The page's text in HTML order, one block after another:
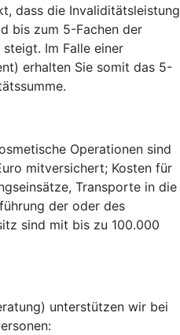
dass die Invaliditätsleistung
bis zum 5-Fachen der
Im Falle einer
erhalten Sie somit das 5-
Operationen sind
mitversichert; Kosten für
Transporte in die
der oder des
sind mit bis zu 100.000
unterstützen wir bei